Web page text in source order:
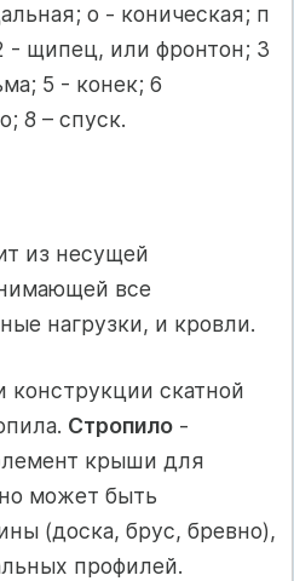
о - коническая; п
- щипец, или фронтон; 3
5 - конек; 6
8 – спуск.
из несущей
все
нагрузки, и кровли.
скатной
Стропило -
крыши для
может быть
(доска, брус, бревно),
профилей.